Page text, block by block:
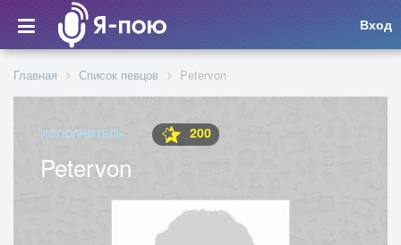
Вход
Главная Список певцов Petervon
ИСПОЛНИТЕЛЬ 200
Petervon